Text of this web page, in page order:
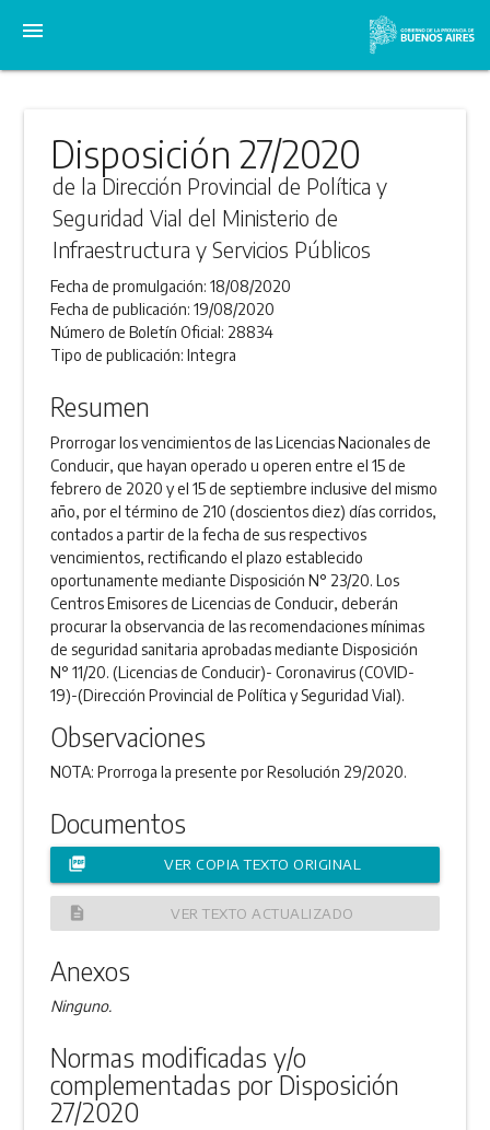
menu
Disposición 27/2020
de la Dirección Provincial de Política y
Seguridad Vial del Ministerio de
Infraestructura y Servicios Públicos
Fecha de promulgación:18/08/2020
Fecha de publicación:19/08/2020
Número de Boletín Oficial: 28834
Tipo de publicación:Integra
Resumen
Prorrogar los vencimientos de las Licencias Nacionales de
Conducir, que hayan operado u operen entre el 15 de
febrero de 2020 y el 15 de septiembre inclusive del mismo
año, por el término de 210 (doscientos diez) días corridos,
contados a partir de la fecha de sus respectivos
vencimientos, rectificando el plazo establecido
oportunamente mediante Disposición N° 23/20. Los
Centros Emisores de Licencias de Conducir, deberán
procurar la observancia de las recomendaciones mínimas
de seguridad sanitaria aprobadas mediante Disposición
N° 11/20. (Licencias de Conducir)- Coronavirus (COVID-
19)-(Dirección Provincial de Política y Seguridad Vial).
Observaciones
NOTA: Prorroga la presente por Resolución 29/2020.
Documentos
picture_as_pdf VER COPIA TEXTO ORIGINAL
description VER TEXTO ACTUALIZADO
Anexos
Ninguno.
Normas modificadas y/o
complementadas por Disposición
27/2020